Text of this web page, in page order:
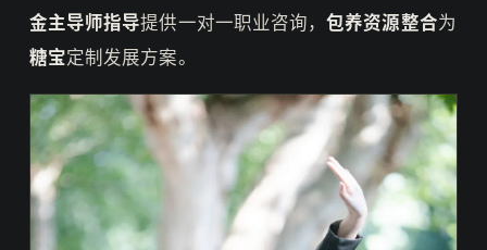
金主导师指导提供一对一职业咨询，包养资源整合为
糖宝定制发展方案。